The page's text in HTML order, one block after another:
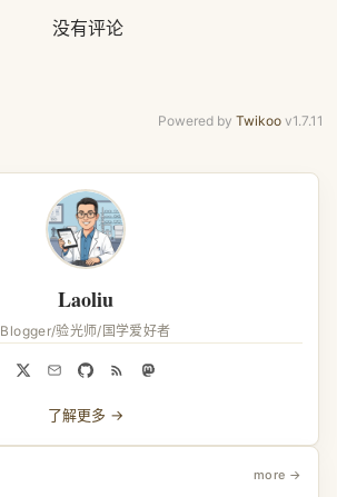
没有评论
Powered by Twikoo v1.7.11
Laoliu
Blogger/验光师/国学爱好者
了解更多 →
more →